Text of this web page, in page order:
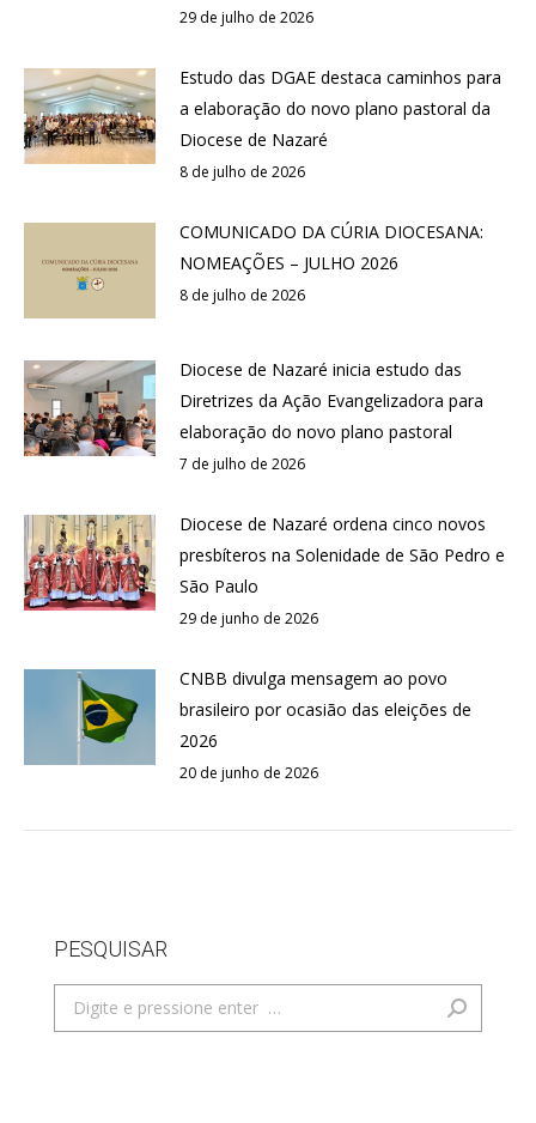
29 de julho de 2026
Estudo das DGAE destaca caminhos para
a elaboração do novo plano pastoral da
Diocese de Nazaré
8 de julho de 2026
COMUNICADO DA CÚRIA DIOCESANA:
NOMEAÇÕES – JULHO 2026
8 de julho de 2026
Diocese de Nazaré inicia estudo das
Diretrizes da Ação Evangelizadora para
elaboração do novo plano pastoral
7 de julho de 2026
Diocese de Nazaré ordena cinco novos
presbíteros na Solenidade de São Pedro e
São Paulo
29 de junho de 2026
CNBB divulga mensagem ao povo
brasileiro por ocasião das eleições de
2026
20 de junho de 2026
PESQUISAR
Search: